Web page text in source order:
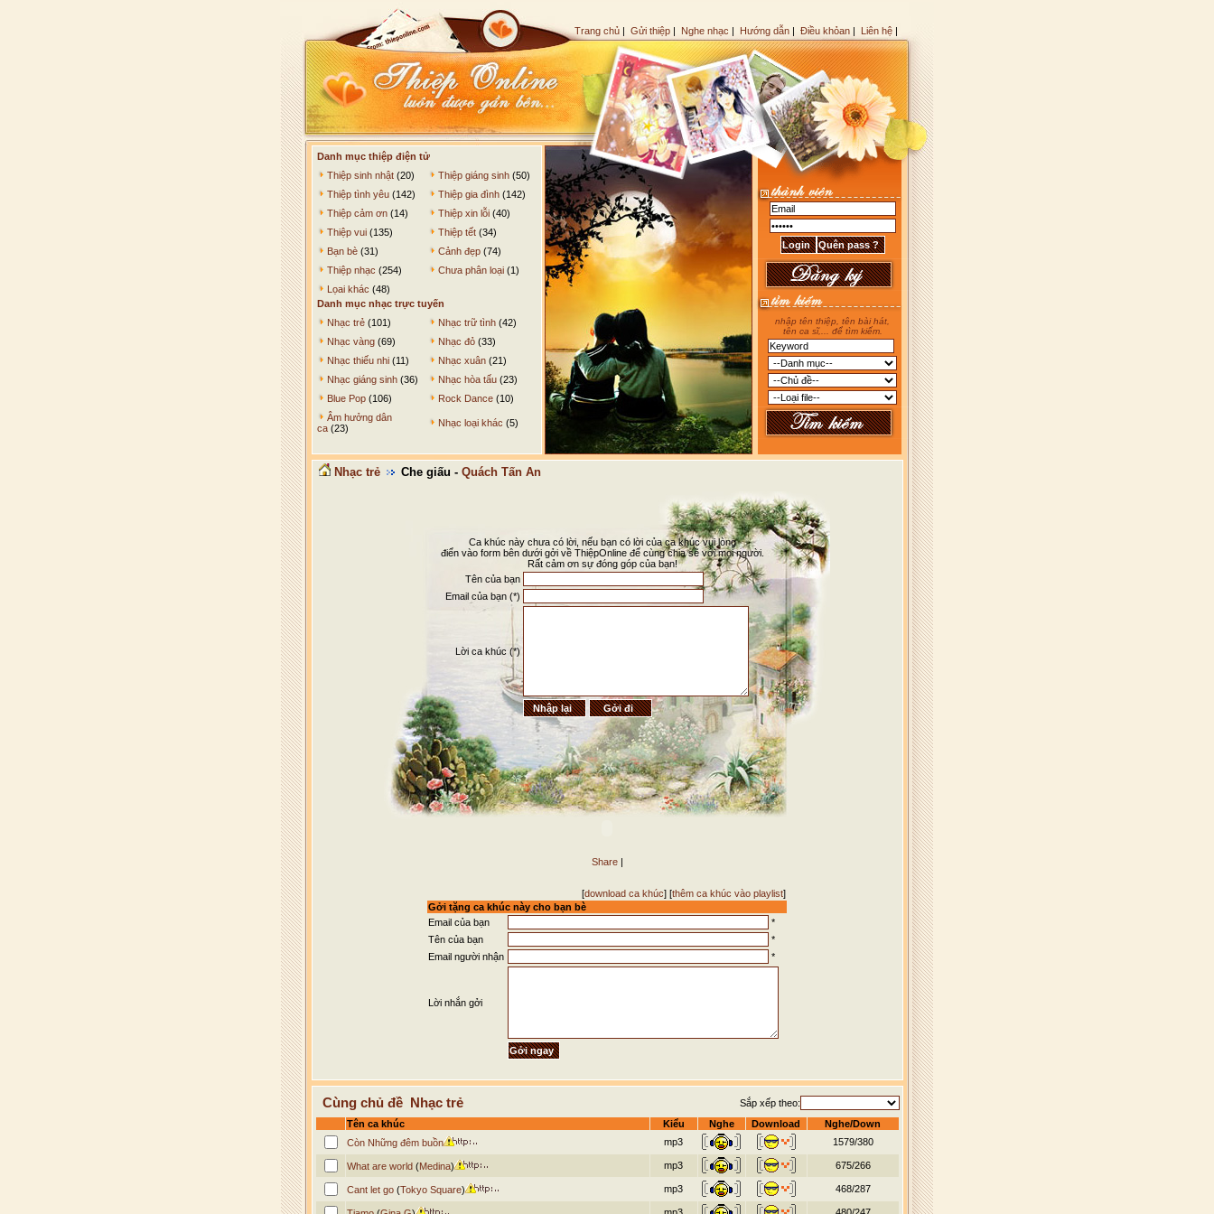
Trang chủ | Gửi thiệp | Nghe nhạc | Hướng dẫn | Điều khỏan | Liên hệ |
Danh mục thiệp điện tử
Thiệp sinh nhật (20) Thiệp giáng sinh (50)
Thiệp tình yêu (142) Thiệp gia đình (142)
Thiệp cảm ơn (14) Thiệp xin lỗi (40)
Thiệp vui (135) Thiệp tết (34)
Bạn bè (31) Cảnh đẹp (74)
Thiệp nhạc (254) Chưa phân loại (1)
Lọai khác (48)
Danh mục nhạc trực tuyến
Nhạc trẻ (101) Nhạc trữ tình (42)
Nhạc vàng (69) Nhạc đỏ (33)
Nhạc thiếu nhi (11) Nhạc xuân (21)
Nhạc giáng sinh (36) Nhạc hòa tấu (23)
Blue Pop (106) Rock Dance (10)
Âm hưởng dân
ca (23) Nhạc loại khác (5)
nhập tên thiệp, tên bài hát,
tên ca sĩ,... để tìm kiếm.
Nhạc trẻ Che giấu - Quách Tấn An
Ca khúc này chưa có lời, nếu bạn có lời của ca khúc vui lòng
điển vào form bên dưới gởi về ThiệpOnline để cùng chia sẽ với mọi người.
Rất cảm ơn sự đóng góp của bạn!
Tên của bạn
Email của bạn (*)
Lời ca khúc (*)
Share |
[download ca khúc] [thêm ca khúc vào playlist]
Gởi tặng ca khúc này cho bạn bè
Email của bạn
*
Tên của bạn
*
Email người nhận
*
Lời nhắn gởi
Cùng chủ đề Nhạc trẻ
Sắp xếp theo:
Tên ca khúc
Kiểu Nghe Download
Nghe/Down
Còn Những đêm buồn
mp3 1579/380
What are world(Medina) mp3 675/266
Cant let go(Tokyo Square) mp3 468/287